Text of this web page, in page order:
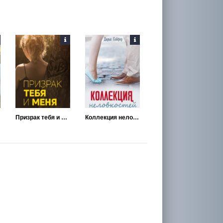
Призрак тебя и меня Коллекция неловкостей